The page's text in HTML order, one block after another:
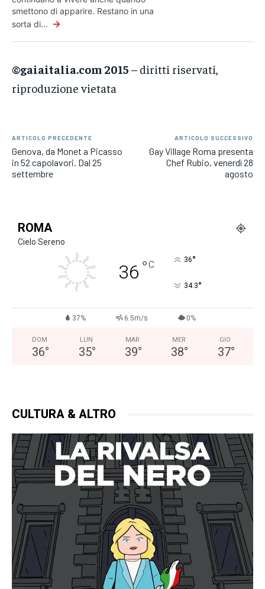
smettono di apparire. Restano in una
sorta di... →
©gaiaitalia.com 2015 – diritti riservati,
riproduzione vietata
ARTICOLO PRECEDENTE
Genova, da Monet a Picasso
in 52 capolavori. Dal 25
settembre
ARTICOLO SUCCESSIVO
Gay Village Roma presenta
Chef Rubio, venerdì 28
agosto
ROMA
Cielo Sereno
36 °C 36°
34.3°
37% 6.5m/s 0%
DOM
36°
LUN
35°
MAR
39°
MER
38°
GIO
37°
CULTURA & ALTRO